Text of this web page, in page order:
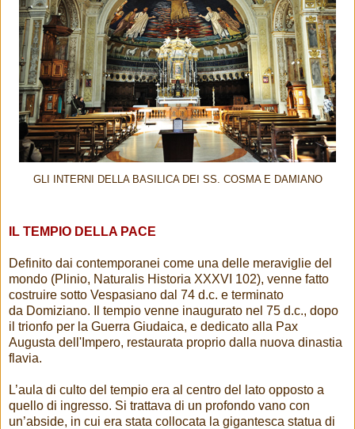
GLI INTERNI DELLA BASILICA DEI SS. COSMA E DAMIANO
IL TEMPIO DELLA PACE
Definito dai contemporanei come una delle meraviglie del
mondo (Plinio, Naturalis Historia XXXVI 102), venne fatto
costruire sotto Vespasiano dal 74 d.c. e terminato
da Domiziano. Il tempio venne inaugurato nel 75 d.c., dopo
il trionfo per la Guerra Giudaica, e dedicato alla Pax
Augusta dell'Impero, restaurata proprio dalla nuova dinastia
flavia.
L’aula di culto del tempio era al centro del lato opposto a
quello di ingresso. Si trattava di un profondo vano con
un’abside, in cui era stata collocata la gigantesca statua di